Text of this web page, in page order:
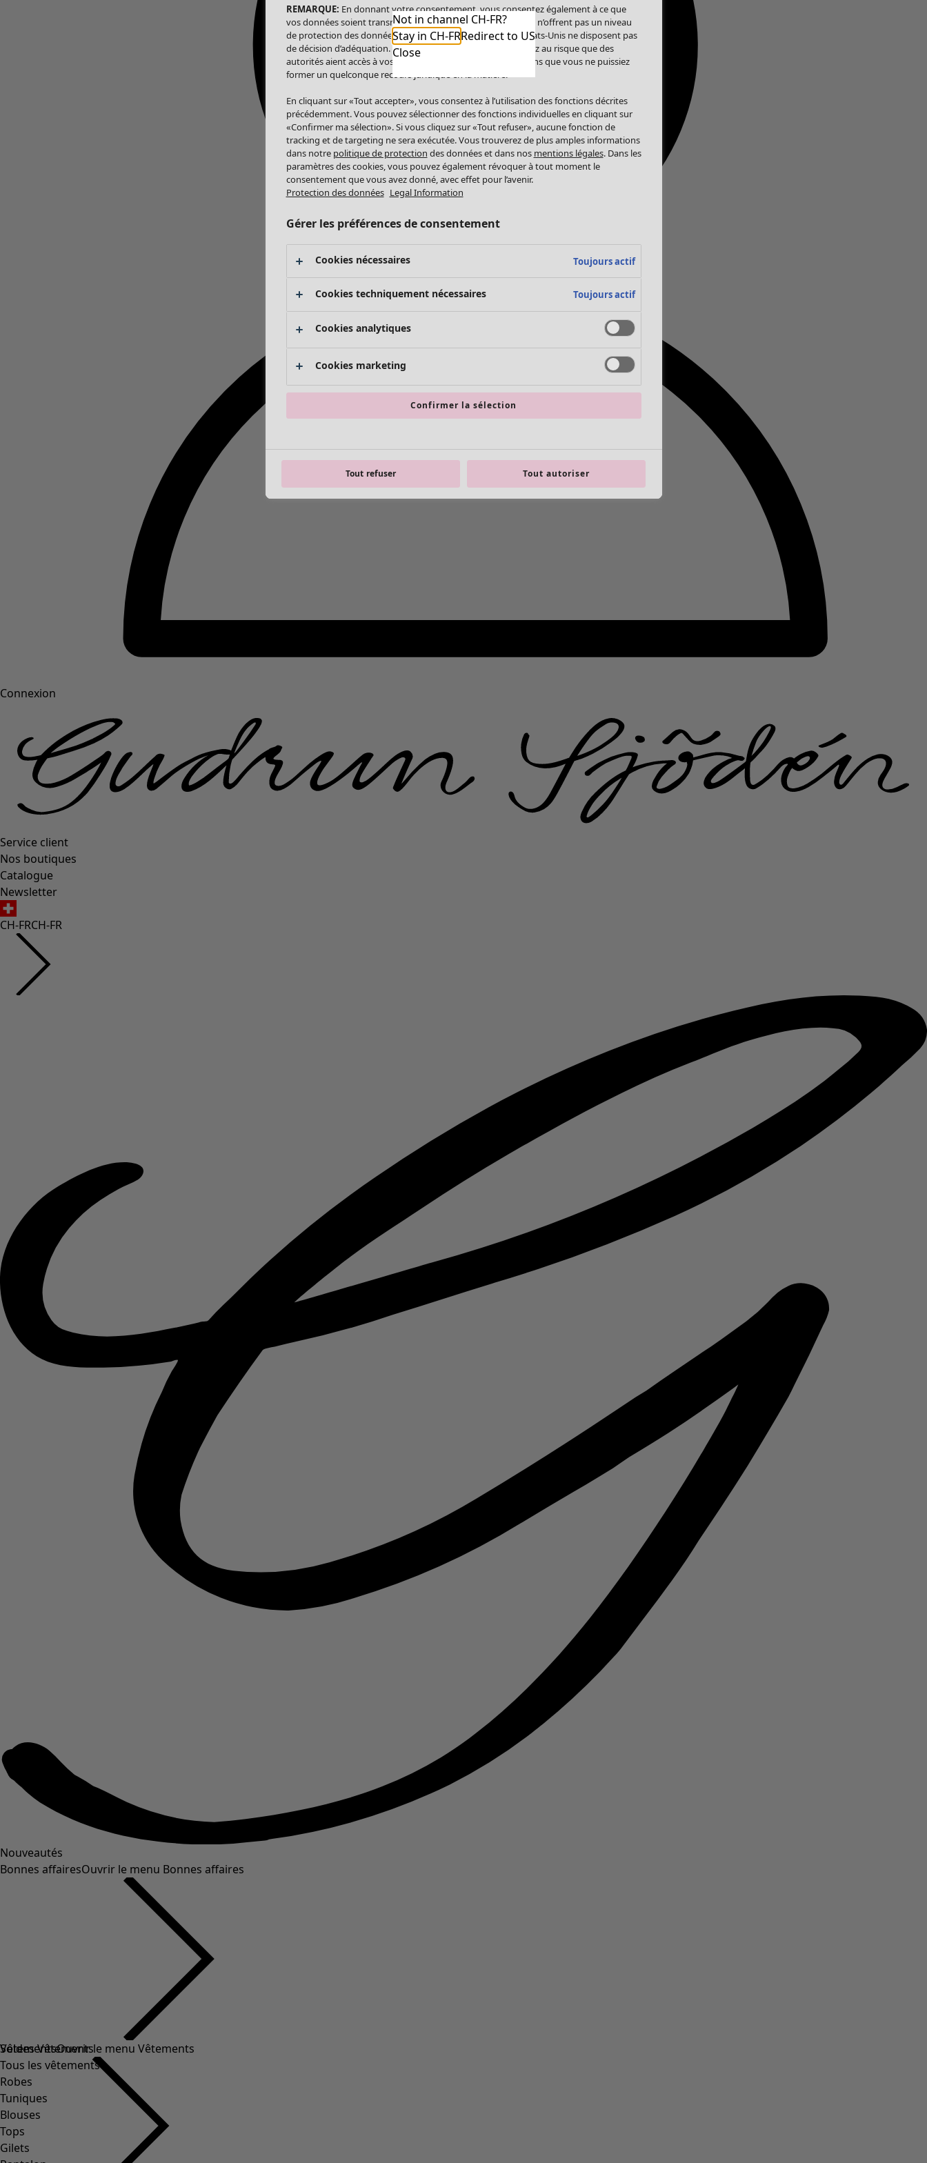
Connexion
Service client
Nos boutiques
Catalogue
Newsletter
CH-FRCH-FR
Nouveautés
Bonnes affairesOuvrir le menu Bonnes affaires
Soldes Vêtements
Tous les vêtements
Robes
Tuniques
Blouses
Tops
Gilets
VêtementsOuvrir le menu Vêtements
Not in channel CH-FR?
Stay in CH-FRRedirect to US
Close
REMARQUE: En donnant votre consentement, vous consentez également à ce que
vos données soient transmises aux États-Unis. Les États-Unis n’offrent pas un niveau
de protection des données comparable à celui de l’UE. Les États-Unis ne disposent pas
de décision d’adéquation. Par conséquent, vous vous exposez au risque que des
autorités aient accès à vos données à caractère personnel sans que vous ne puissiez
former un quelconque recours juridique en la matière.
En cliquant sur «Tout accepter», vous consentez à l’utilisation des fonctions décrites
précédemment. Vous pouvez sélectionner des fonctions individuelles en cliquant sur
«Confirmer ma sélection». Si vous cliquez sur «Tout refuser», aucune fonction de
tracking et de targeting ne sera exécutée. Vous trouverez de plus amples informations
dans notre politique de protection des données et dans nos mentions légales. Dans les
paramètres des cookies, vous pouvez également révoquer à tout moment le
consentement que vous avez donné, avec effet pour l’avenir.
Protection des données Legal Information
Gérer les préférences de consentement
Cookies nécessaires Toujours actif
Cookies techniquement nécessaires Toujours actif
Cookies analytiques
Cookies marketing
Confirmer la sélection
Tout refuser Tout autoriser